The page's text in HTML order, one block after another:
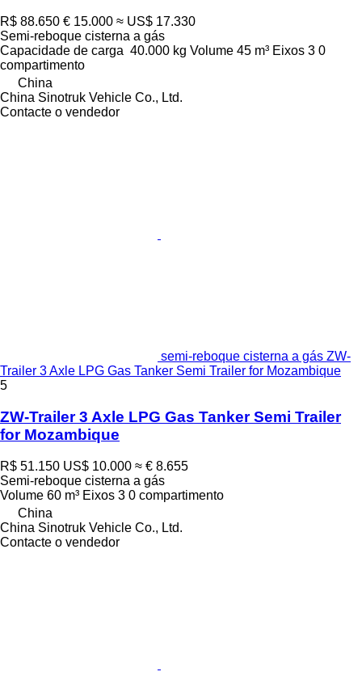
R$ 88.650 € 15.000 ≈ US$ 17.330
Semi-reboque cisterna a gás
Capacidade de carga 40.000 kg Volume 45 m³ Eixos 3 0
compartimento
China
China Sinotruk Vehicle Co., Ltd.
Contacte o vendedor
semi-reboque cisterna a gás ZW-
Trailer 3 Axle LPG Gas Tanker Semi Trailer for Mozambique
5
ZW-Trailer 3 Axle LPG Gas Tanker Semi Trailer
for Mozambique
R$ 51.150 US$ 10.000 ≈ € 8.655
Semi-reboque cisterna a gás
Volume 60 m³ Eixos 3 0 compartimento
China
China Sinotruk Vehicle Co., Ltd.
Contacte o vendedor